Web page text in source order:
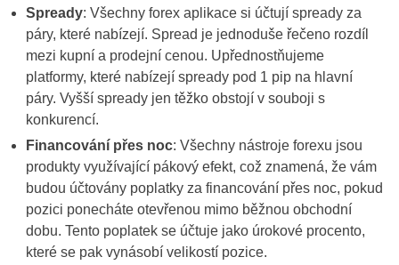
Spready: Všechny forex aplikace si účtují spready za
páry, které nabízejí. Spread je jednoduše řečeno rozdíl
mezi kupní a prodejní cenou. Upřednostňujeme
platformy, které nabízejí spready pod 1 pip na hlavní
páry. Vyšší spready jen těžko obstojí v souboji s
konkurencí.
Financování přes noc: Všechny nástroje forexu jsou
produkty využívající pákový efekt, což znamená, že vám
budou účtovány poplatky za financování přes noc, pokud
pozici ponecháte otevřenou mimo běžnou obchodní
dobu. Tento poplatek se účtuje jako úrokové procento,
které se pak vynásobí velikostí pozice.